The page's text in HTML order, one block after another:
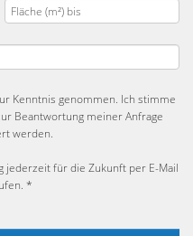
Kenntnis genommen. Ich stimme
Beantwortung meiner Anfrage
werden.
jederzeit für die Zukunft per E-Mail
*